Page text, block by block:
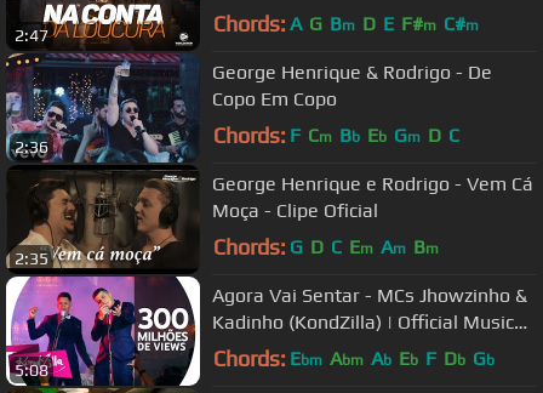
2:47 Chords: A G Bm D E F#m C#m
2:36
George Henrique & Rodrigo - De
Copo Em Copo
Chords: F Cm Bb Eb Gm D C
2:35
George Henrique e Rodrigo - Vem Cá
Moça - Clipe Oficial
Chords: G D C Em Am Bm
5:08
Agora Vai Sentar - MCs Jhowzinho &
Kadinho (KondZilla) | Official Music
Video
Chords: Ebm Abm Ab Eb F Db Gb